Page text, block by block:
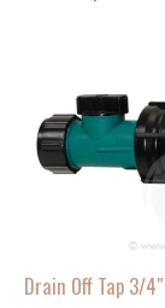
Drain Off Tap 3/4″